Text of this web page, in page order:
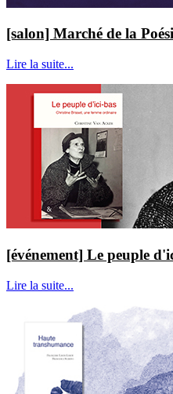
[salon] Marché de la
Lire la suite...
[événement] Le peuple
Lire la suite...